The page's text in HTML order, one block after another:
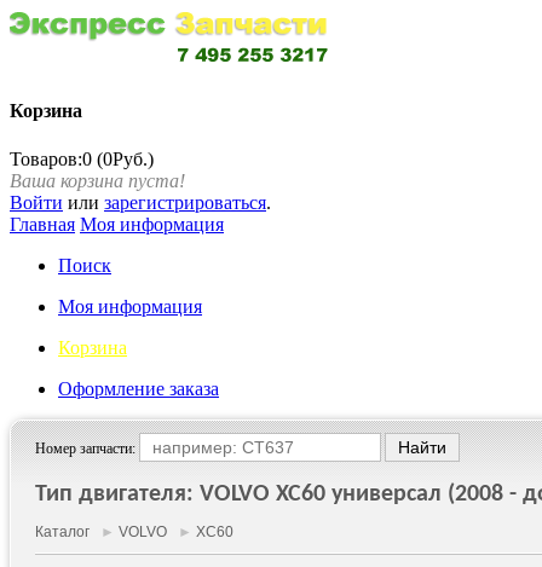
Корзина
Товаров:0 (0Руб.)
Ваша корзина пуста!
Войти или зарегистрироваться.
Главная Моя информация
Поиск
Моя информация
Корзина
Оформление заказа
Номер запчасти:
Тип двигателя: VOLVO XC60 универсал (2008 -
Каталог ► VOLVO ► XC60